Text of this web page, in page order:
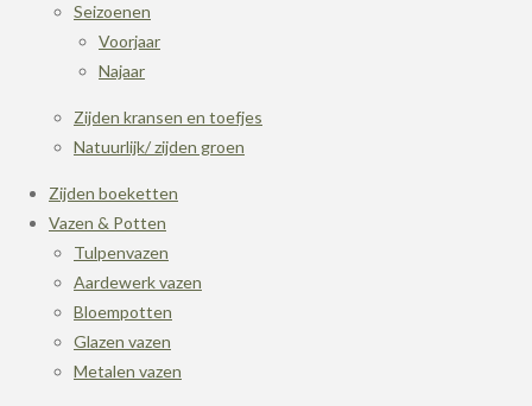
Seizoenen
Voorjaar
Najaar
Zijden kransen en toefjes
Natuurlijk/ zijden groen
Zijden boeketten
Vazen & Potten
Tulpenvazen
Aardewerk vazen
Bloempotten
Glazen vazen
Metalen vazen